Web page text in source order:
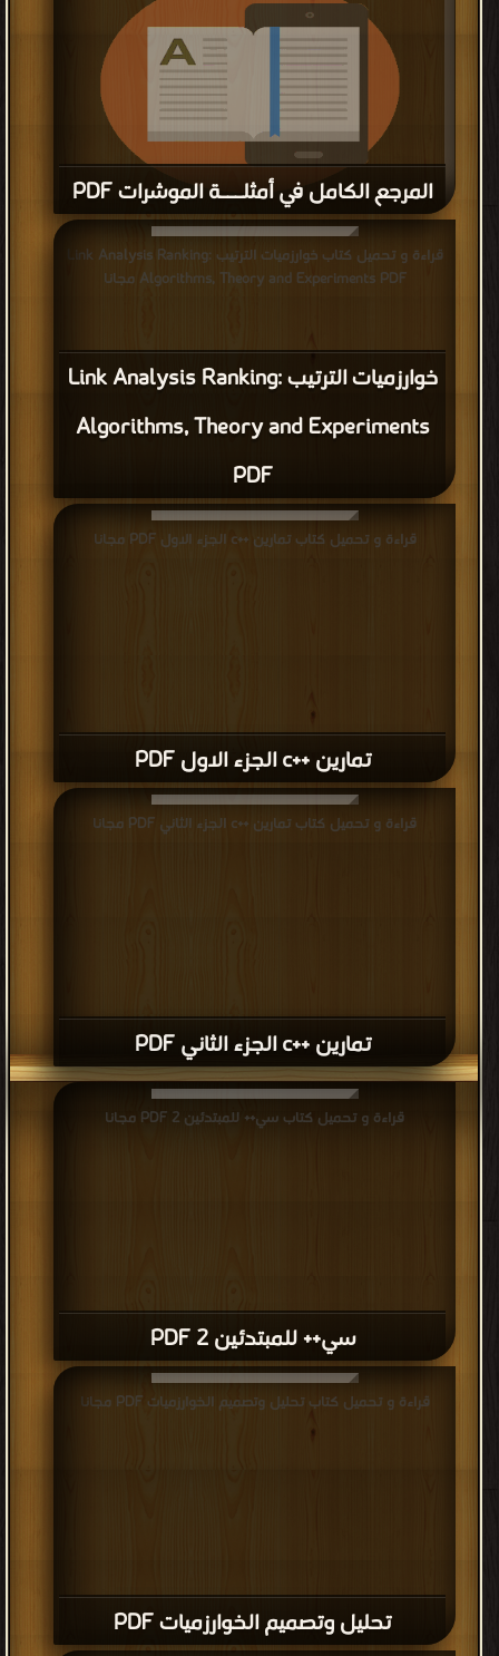
المرجع الكامل في أمثلـــة الموشرات PDF
مجانا
خوارزميات الترتيب Link Analysis Ranking:
Algorithms, Theory and Experiments
PDF
قراءة و تحميل كتاب خوارزميات الترتيب Link Analysis Ranking:
Algorithms, Theory and Experiments PDF مجانا
تمارين ++c الجزء الاول PDF
قراءة و تحميل كتاب تمارين ++c الجزء الاول PDF مجانا
تمارين ++c الجزء الثاني PDF
قراءة و تحميل كتاب تمارين ++c الجزء الثاني PDF مجانا
سي++ للمبتدئين 2 PDF
قراءة و تحميل كتاب سي++ للمبتدئين 2 PDF مجانا
تحليل وتصميم الخوارزميات PDF
قراءة و تحميل كتاب تحليل وتصميم الخوارزميات PDF مجانا